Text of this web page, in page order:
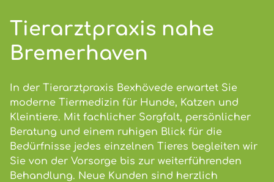
Tierarztpraxis nahe
Bremerhaven
In der Tierarztpraxis Bexhövede erwartet Sie
moderne Tiermedizin für Hunde, Katzen und
Kleintiere. Mit fachlicher Sorgfalt, persönlicher
Beratung und einem ruhigen Blick für die
Bedürfnisse jedes einzelnen Tieres begleiten wir
Sie von der Vorsorge bis zur weiterführenden
Behandlung. Neue Kunden sind herzlich